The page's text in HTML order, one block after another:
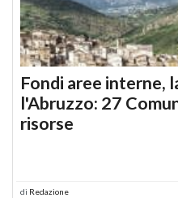
Fondi aree interne,
l'Abruzzo: 27
risorse
di Redazione